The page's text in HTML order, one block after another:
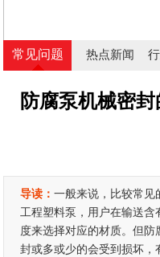
常见问题 热点新闻
防腐泵机械密
导读：一般来说，比较常见
工程塑料泵，用户在输送
度来选择对应的材质。但
封或多或少的会受到损坏